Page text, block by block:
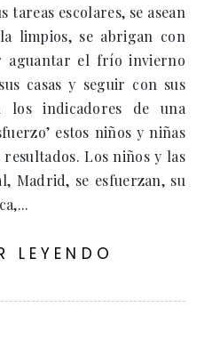
tareas escolares, se asean
limpios, se abrigan con
aguantar el frío invierno
casas y seguir con sus
los indicadores de una
estos niños y niñas
Los niños y las
Madrid, se esfuerzan, su
LEYENDO